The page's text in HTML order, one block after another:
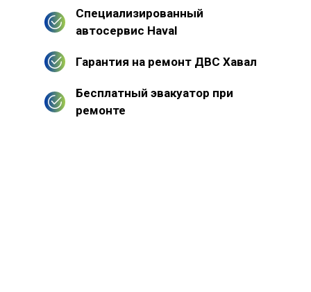
Специализированный
автосервис Haval
Гарантия на ремонт ДВС Хавал
Бесплатный эвакуатор при
ремонте